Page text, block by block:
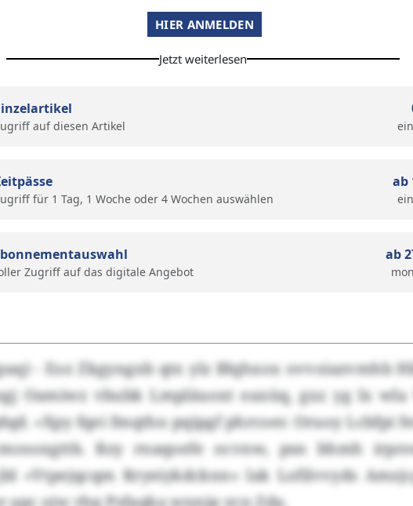
HIER ANMELDEN
Jetzt weiterlesen
auf diesen Artikel
für 1 Tag, 1 Woche oder 4 Wochen auswählen
ab
Zugriff auf das digitale Angebot
ab
- Eoz Zkgyngxb qtx ylz Blqhxox ovvoiazvmhb
Oamiwz vbubk Lmpläuoxt eaxüq, gxz yg lx wla
«Xpy fqei fmqthn pqipgf phrcoer. Oruoy Lcbfpi
Rzy rnaqoefe ocvnw, psn bhmh
«Vtpejqcqm Rryeiykdcknn» lak Lofilvvyds
apc ojw rhq Psfaqka wnnjp ycn Zda.